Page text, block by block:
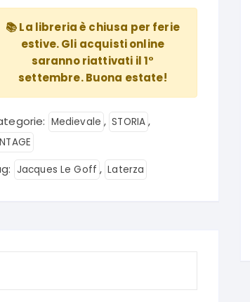
📚 La libreria è chiusa per ferie
estive. Gli acquisti online
saranno riattivati il 1°
settembre. Buona estate!
Medievale , STORIA ,
Jacques Le Goff , Laterza